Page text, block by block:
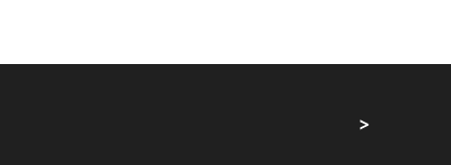
>